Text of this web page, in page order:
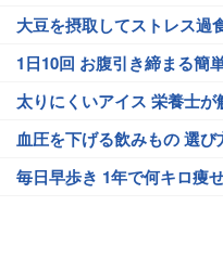
大豆を摂取してストレス過
1日10回 お腹引き締まる簡
太りにくいアイス 栄養士が
血圧を下げる飲みもの 選び
毎日早歩き 1年で何キロ痩